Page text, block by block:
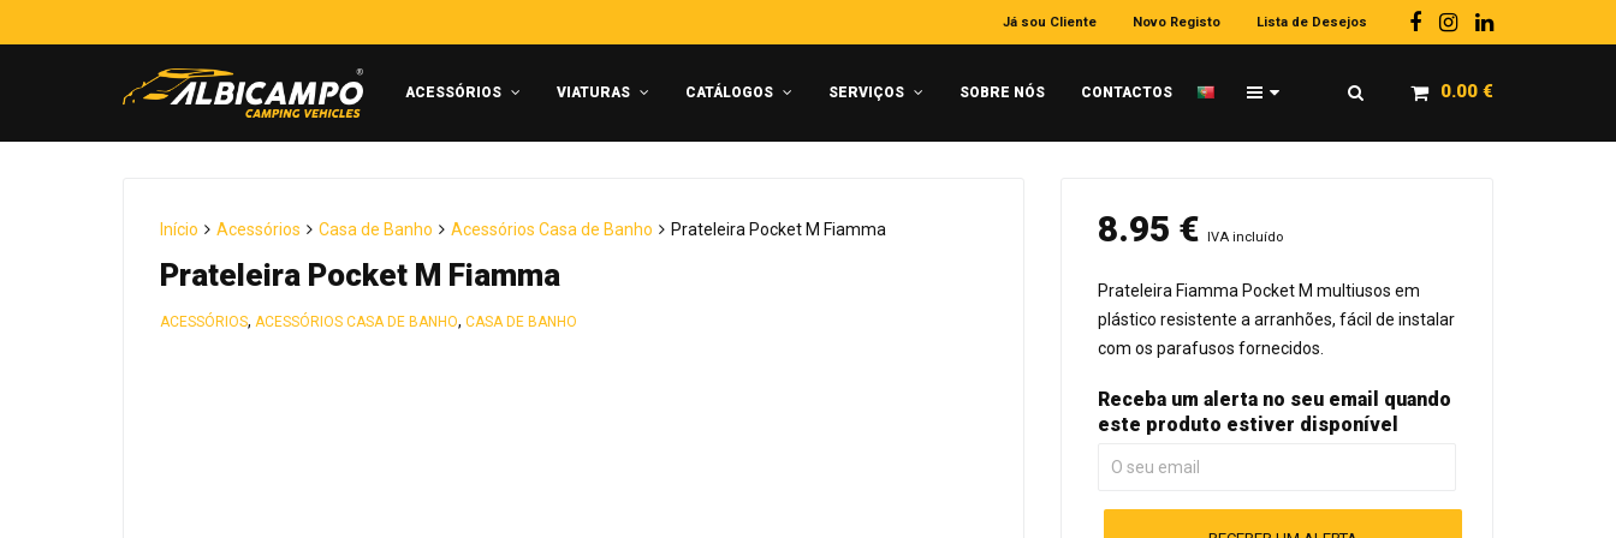
Já sou Cliente Novo Registo Lista de Desejos
ACESSÓRIOS VIATURAS CATÁLOGOS SERVIÇOS SOBRE NÓS CONTACTOS 0.00 €
Início Acessórios Casa de Banho Acessórios Casa de Banho Prateleira Pocket M Fiamma
Prateleira Pocket M Fiamma
ACESSÓRIOS, ACESSÓRIOS CASA DE BANHO, CASA DE BANHO
8.95 € IVA incluído
Prateleira Fiamma Pocket M multiusos em
plástico resistente a arranhões, fácil de instalar
com os parafusos fornecidos.
Receba um alerta no seu email quando
este produto estiver disponível